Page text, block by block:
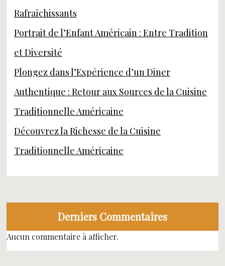
Rafraîchissants
Portrait de l’Enfant Américain : Entre Tradition
et Diversité
Plongez dans l’Expérience d’un Diner
Authentique : Retour aux Sources de la Cuisine
Traditionnelle Américaine
Découvrez la Richesse de la Cuisine
Traditionnelle Américaine
Derniers Commentaires
Aucun commentaire à afficher.